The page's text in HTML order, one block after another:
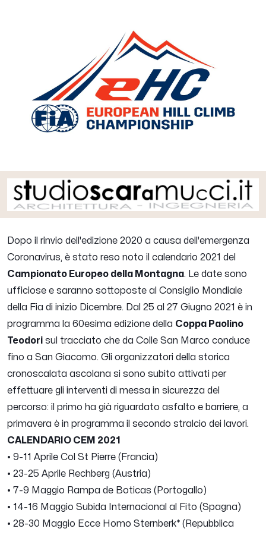
Dopo il rinvio dell'edizione 2020 a causa dell'emergenza
Coronavirus, è stato reso noto il calendario 2021 del
Campionato Europeo della Montagna. Le date sono
ufficiose e saranno sottoposte al Consiglio Mondiale
della Fia di inizio Dicembre. Dal 25 al 27 Giugno 2021 è in
programma la 60esima edizione della Coppa Paolino
Teodori sul tracciato che da Colle San Marco conduce
fino a San Giacomo. Gli organizzatori della storica
cronoscalata ascolana si sono subito attivati per
effettuare gli interventi di messa in sicurezza del
percorso: il primo ha già riguardato asfalto e barriere, a
primavera è in programma il secondo stralcio dei lavori.
CALENDARIO CEM 2021
• 9-11 Aprile Col St Pierre (Francia)
• 23-25 Aprile Rechberg (Austria)
• 7-9 Maggio Rampa de Boticas (Portogallo)
• 14-16 Maggio Subida Internacional al Fito (Spagna)
• 28-30 Maggio Ecce Homo Sternberk* (Repubblica